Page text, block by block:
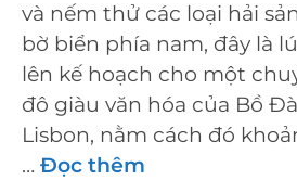
và nếm thử các loại hải
bờ biển phía nam, đây là
lên kế hoạch cho một
đô giàu văn hóa của Bồ
Lisbon, nằm cách đó
… Đọc thêm